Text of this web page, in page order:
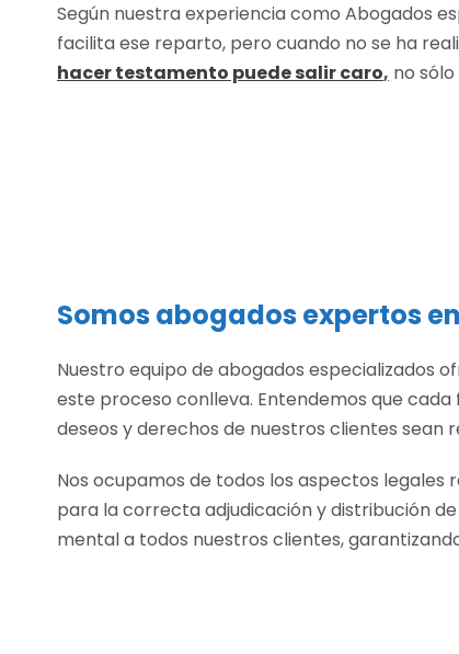
Según nuestra experiencia como Abogados
facilita ese reparto, pero cuando no se ha
hacer testamento puede salir caro, no
Somos abogados expertos
Nuestro equipo de abogados especializados
este proceso conlleva. Entendemos que
deseos y derechos de nuestros clientes sean
Nos ocupamos de todos los aspectos
para la correcta adjudicación y distribución
mental a todos nuestros clientes,